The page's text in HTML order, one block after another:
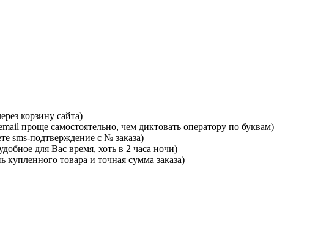
корзину сайта)
проще самостоятельно, чем диктовать оператору по буквам)
sms-подтверждение с № заказа)
для Вас время, хоть в 2 часа ночи)
товара и точная сумма заказа)